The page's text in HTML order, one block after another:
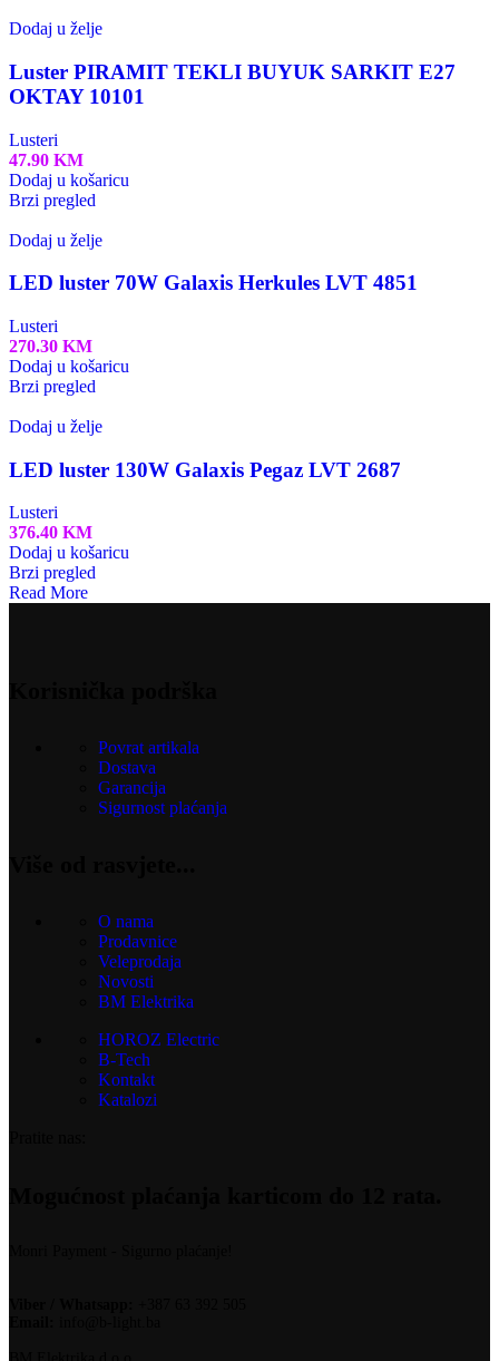
Dodaj u želje
Luster PIRAMIT TEKLI BUYUK SARKIT E27
OKTAY 10101
Lusteri
47.90 KM
Dodaj u košaricu
Brzi pregled
Dodaj u želje
LED luster 70W Galaxis Herkules LVT 4851
Lusteri
270.30 KM
Dodaj u košaricu
Brzi pregled
Dodaj u želje
LED luster 130W Galaxis Pegaz LVT 2687
Lusteri
376.40 KM
Dodaj u košaricu
Brzi pregled
Read More
Povrat artikala
Dostava
Garancija
Sigurnost plaćanja
O nama
Prodavnice
Veleprodaja
Novosti
BM Elektrika
HOROZ Electric
B-Tech
Kontakt
Katalozi